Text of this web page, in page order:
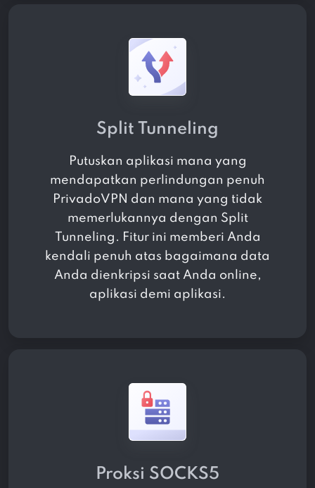
Split Tunneling
Putuskan aplikasi mana yang
mendapatkan perlindungan penuh
PrivadoVPN dan mana yang tidak
memerlukannya dengan Split
Tunneling. Fitur ini memberi Anda
kendali penuh atas bagaimana data
Anda dienkripsi saat Anda online,
aplikasi demi aplikasi.
Proksi SOCKS5